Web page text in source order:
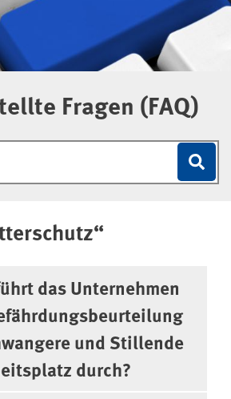
Fragen (FAQ)
das Unternehmen
und Stillende
durch?